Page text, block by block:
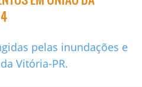
pelas inundações e
Vitória-PR.